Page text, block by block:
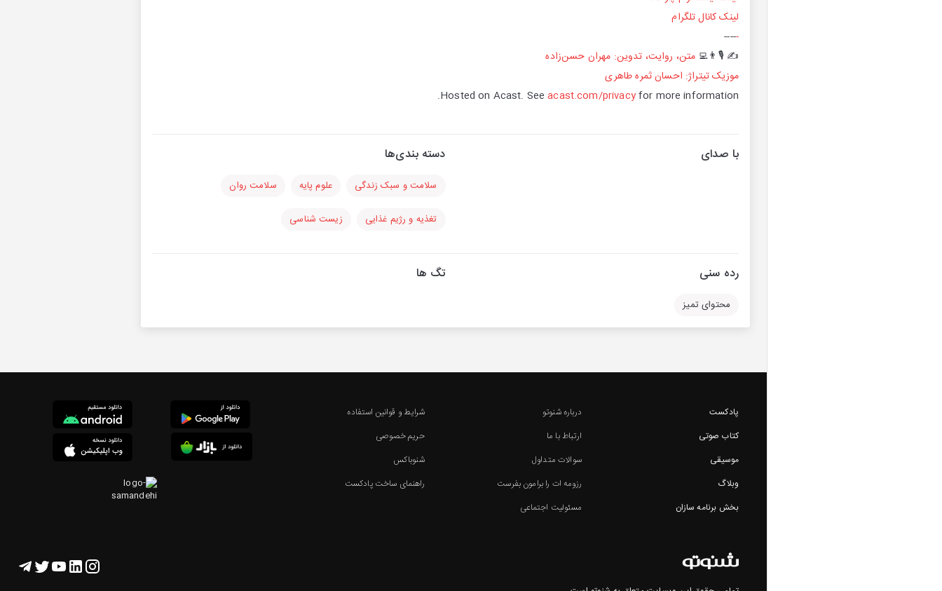
لینک کانال تلگرام
-
----
✍️ 🎙️👨‍💻 متن، روایت، تدوین: مهران حسن‌زاده
موزیک تیتراژ: احسان ثمره‌ طاهری
Hosted on Acast. Seeacast.com/privacyfor more information.
با صدای دسته بندی‌ها
سلامت و سبک زندگی علوم پایه سلامت روان
تغذیه و رژیم غذایی زیست شناسی
رده سنی
محتوای تمیز
تگ ها
پادکست
کتاب صوتی
موسیقی
وبلاگ
بخش برنامه سازان
درباره شنوتو
ارتباط با ما
سوالات متداول
رزومه ات را برامون بفرست
مسئولیت اجتماعی
شرایط و قوانین استفاده
حریم خصوصی
شنوباکس
راهنمای ساخت پادکست